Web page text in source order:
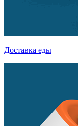
Доставка еды